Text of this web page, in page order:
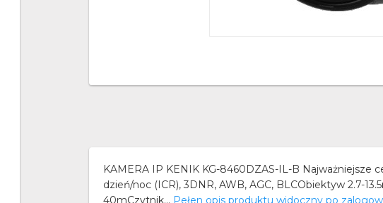
KAMERA IP KENIK KG-8460DZAS-IL-B Najważniejsze
dzień/noc (ICR), 3DNR, AWB, AGC, BLCObiektyw 2.7-
40mCzytnik... Pełen opis produktu widoczny po